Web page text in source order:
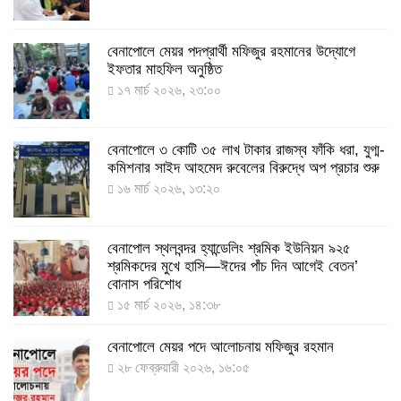
দেশেই তৈরি হলো করোনা পরীক্ষার কিট, সময় লাগবে ৪-৫
ঘণ্টা
৭ আগস্ট ২০২২, ১৪:০৩
১১ আগস্ট থেকে পরীক্ষামূলকভাবে শুরু শিশুদের করোনা টিকা
দেওয়া
৭ আগস্ট ২০২২, ১৩:৫৩
করোনায় ৫ জনের মৃত্যু, শনাক্ত ৬২৬
২৭ জুলাই ২০২২, ১৭:৩৮
দেশে করোনায় শনাক্তের সংখ্যা ২০ লাখ ছাড়াল
২১ জুলাই ২০২২, ১৭:৫৪
বেনাপোলে মেয়র পদপ্রার্থী মফিজুর রহমানের উদ্যোগে
ইফতার মাহফিল অনুষ্ঠিত
১৭ মার্চ ২০২৬, ২৩:০০
বেনাপোলে ৩ কোটি ৩৫ লাখ টাকার রাজস্ব ফাঁকি ধরা, যুগ্ম-
কমিশনার সাইদ আহমেদ রুবেলের বিরুদ্ধে অপ প্রচার শুরু
১৬ মার্চ ২০২৬, ১৩:২০
বেনাপোল স্থলবন্দর হ্যান্ডেলিং শ্রমিক ইউনিয়ন ৯২৫
শ্রমিকদের মুখে হাসি—ঈদের পাঁচ দিন আগেই বেতন’
বোনাস পরিশোধ
১৫ মার্চ ২০২৬, ১৪:৩৮
বেনাপোলে মেয়র পদে আলোচনায় মফিজুর রহমান
২৮ ফেব্রুয়ারী ২০২৬, ১৬:০৫